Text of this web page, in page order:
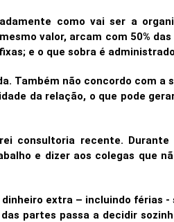
como vai ser a
valor, arcam com 50%
e o que sobra é
Também não concordo com a
da relação, o que pode
consultoria recente.
e dizer aos colegas que
extra – incluindo férias
partes passa a decidir